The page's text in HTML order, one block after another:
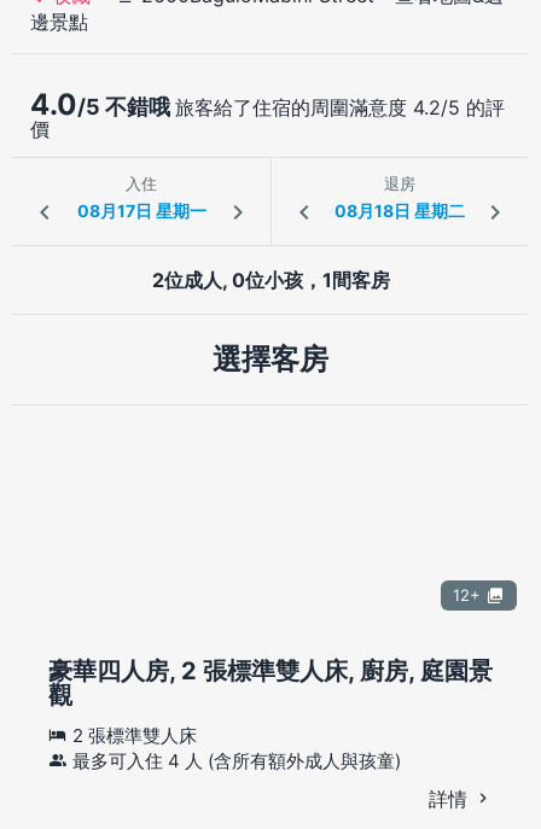
邊景點
4.0/5 不錯哦 旅客給了住宿的周圍滿意度 4.2/5 的評
價
入住 退房
2位成人, 0位小孩，1間客房
選擇客房
12+
豪華四人房, 2 張標準雙人床, 廚房, 庭園景
觀
2 張標準雙人床
最多可入住 4 人 (含所有額外成人與孩童)
詳情